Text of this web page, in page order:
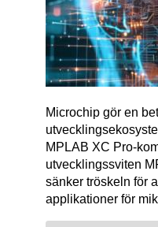
Microchip gör en
MPLAB XC Pro-
utvecklingssviten
sänker tröskeln för
applikationer för